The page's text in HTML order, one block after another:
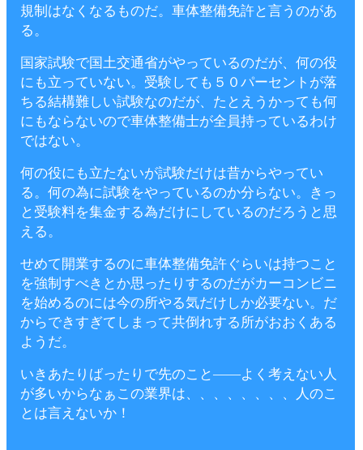
規制はなくなるものだ。車体整備免許と言うのがあ
る。
国家試験で国土交通省がやっているのだが、何の役
にも立っていない。受験しても５０パーセントが落
ちる結構難しい試験なのだが、たとえうかっても何
にもならないので車体整備士が全員持っているわけ
ではない。
何の役にも立たないが試験だけは昔からやってい
る。何の為に試験をやっているのか分らない。きっ
と受験料を集金する為だけにしているのだろうと思
える。
せめて開業するのに車体整備免許ぐらいは持つこと
を強制すべきとか思ったりするのだがカーコンビニ
を始めるのには今の所やる気だけしか必要ない。だ
からできすぎてしまって共倒れする所がおおくある
ようだ。
いきあたりばったりで先のこと――よく考えない人
が多いからなぁこの業界は、、、、、、、、人のこ
とは言えないか！